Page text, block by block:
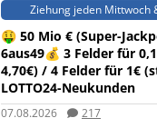
Ziehung jeden Mittwoch
🤑 50 Mio € (Super-
6aus49💰 3 Felder für
4,70€) / 4 Felder für 1€
LOTTO24-Neukunden
07.08.2026 217